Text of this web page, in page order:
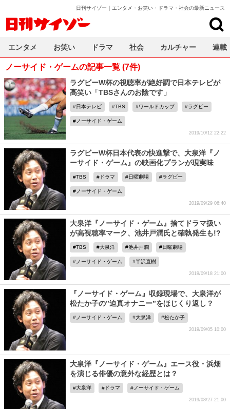
日刊サイゾー｜エンタメ・お笑い・ドラマ・社会の最新ニュース
ノーサイド・ゲームの記事一覧 (7件)
ラグビーW杯の視聴率が絶好調で日本テレビが
高笑い「TBSさんのお陰です」
日本テレビ TBS ワールドカップ ラグビー
ノーサイド・ゲーム
2019/10/12 22:22
ラグビーW杯日本代表の快進撃で、大泉洋『ノ
ーサイド・ゲーム』の映画化プランが現実味
TBS ドラマ 日曜劇場 ラグビー
ノーサイド・ゲーム
2019/09/29 06:40
大泉洋『ノーサイド・ゲーム』捨てドラマ扱い
が高視聴率マーク、池井戸潤氏と確執発生も!?
TBS 大泉洋 池井戸潤 日曜劇場
ノーサイド・ゲーム 半沢直樹
2019/09/18 21:00
『ノーサイド・ゲーム』収録現場で、大泉洋が
松たか子の”迫真オナニー”をほじくり返し？
ノーサイド・ゲーム 大泉洋 松たか子
2019/09/05 10:00
大泉洋『ノーサイド・ゲーム』エース役・浜畑
を演じる俳優の意外な経歴とは？
大泉洋 ドラマ ノーサイド・ゲーム
2019/08/27 21:00
エンタメ お笑い ドラマ 社会 カルチャー 連載